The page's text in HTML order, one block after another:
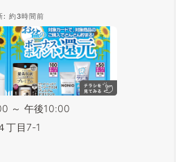
: 約3時間前
～ 午後10:00
丁目7-1